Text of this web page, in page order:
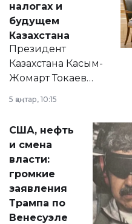
налогах и
будущем
Казахстана
Президент
Казахстана Касым-
Жомарт Токаев
сразу несколько
актуальных тем —
от слухов о
политических
реформах до
вопросов армии,
экономики и
личного здоровья.
5 қаңтар, 10:15
США, нефть
и смена
власти:
громкие
заявления
Трампа по
Венесуэле